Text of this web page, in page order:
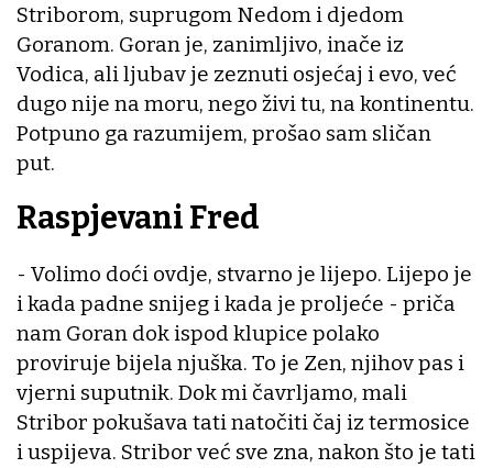
Striborom, suprugom Nedom i djedom
Goranom. Goran je, zanimljivo, inače iz
Vodica, ali ljubav je zeznuti osjećaj i evo, već
dugo nije na moru, nego živi tu, na kontinentu.
Potpuno ga razumijem, prošao sam sličan
put.
Raspjevani Fred
- Volimo doći ovdje, stvarno je lijepo. Lijepo je
i kada padne snijeg i kada je proljeće - priča
nam Goran dok ispod klupice polako
proviruje bijela njuška. To je Zen, njihov pas i
vjerni suputnik. Dok mi čavrljamo, mali
Stribor pokušava tati natočiti čaj iz termosice
i uspijeva. Stribor već sve zna, nakon što je tati